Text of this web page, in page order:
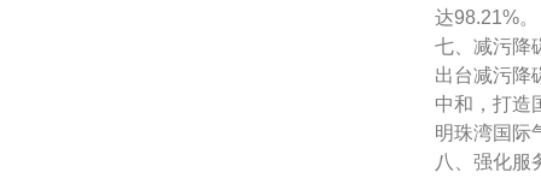
达98.21%。
七、减污降
出台减污降
中和，打造
明珠湾国际
八、强化服